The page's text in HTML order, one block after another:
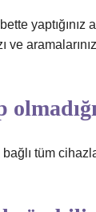
ve
tüm